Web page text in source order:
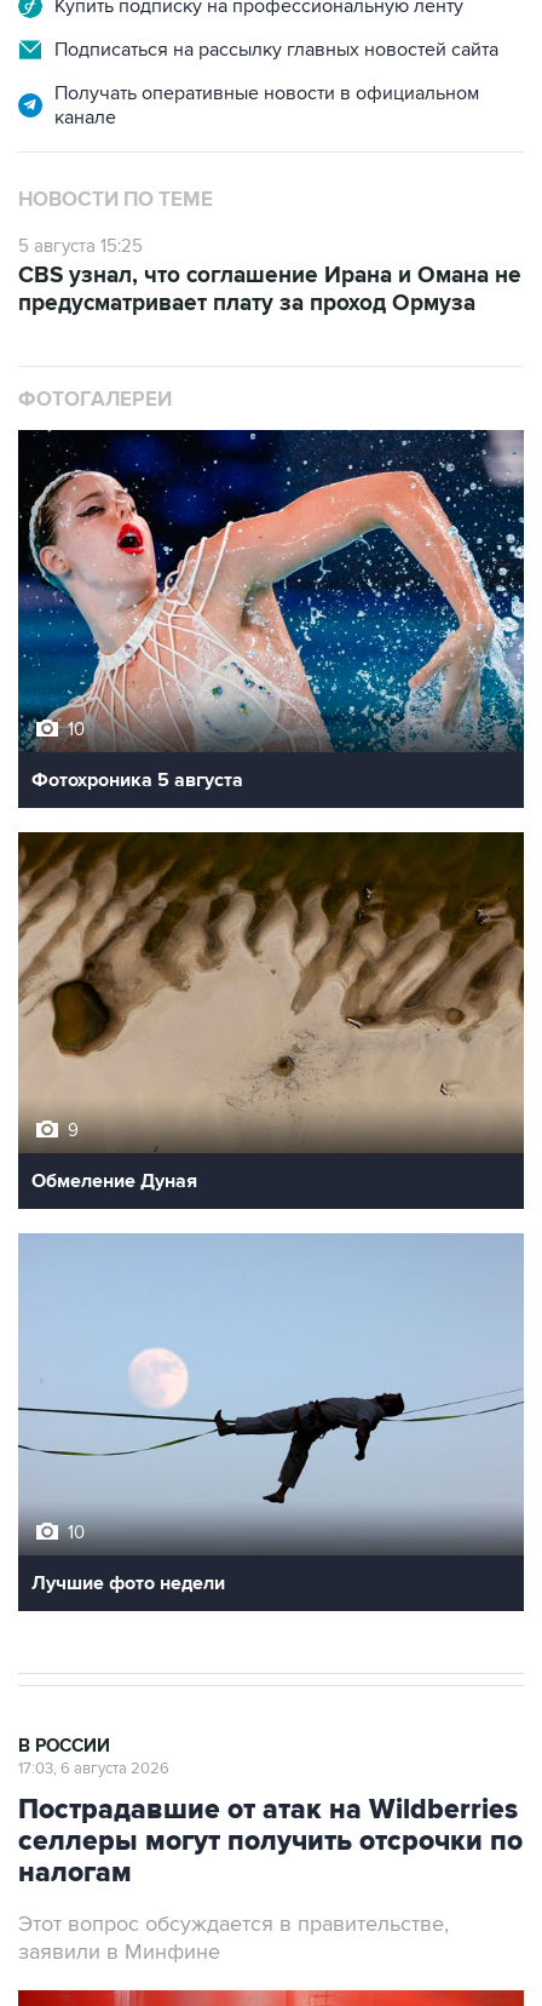
Купить подписку на профессиональную ленту
Подписаться на рассылку главных новостей сайта
Получать оперативные новости в официальном
канале
НОВОСТИ ПО ТЕМЕ
5 августа 15:25
CBS узнал, что соглашение Ирана и Омана не
предусматривает плату за проход Ормуза
ФОТОГАЛЕРЕИ
10
Фотохроника 5 августа
9
Обмеление Дуная
10
Лучшие фото недели
В РОССИИ
17:03, 6 августа 2026
Пострадавшие от атак на Wildberries
селлеры могут получить отсрочки по
налогам
Этот вопрос обсуждается в правительстве,
заявили в Минфине